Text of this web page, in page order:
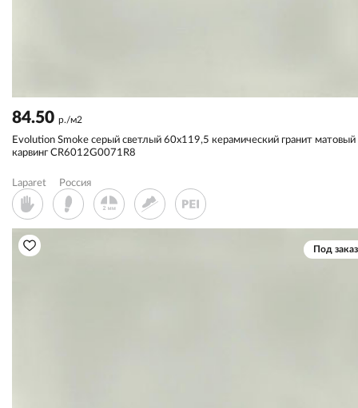
84.50 р./м2
Evolution Smoke серый светлый 60x119,5 керамический гранит матовый
карвинг CR6012G0071R8
Laparet Россия
Под заказ